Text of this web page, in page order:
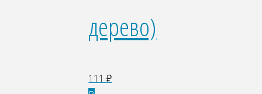
дерево)
111₽